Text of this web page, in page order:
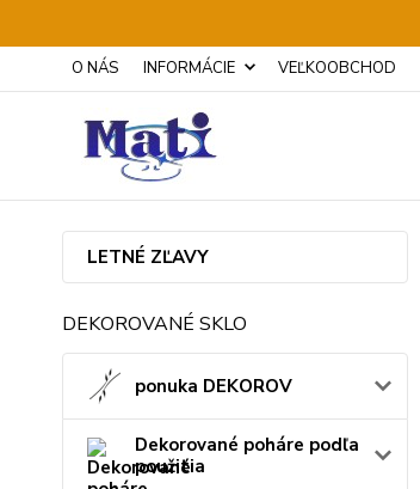
O NÁS INFORMÁCIE VEĽKOOBCHOD
LETNÉ ZĽAVY
DEKOROVANÉ SKLO
ponuka DEKOROV
Dekorované poháre podľa
použitia